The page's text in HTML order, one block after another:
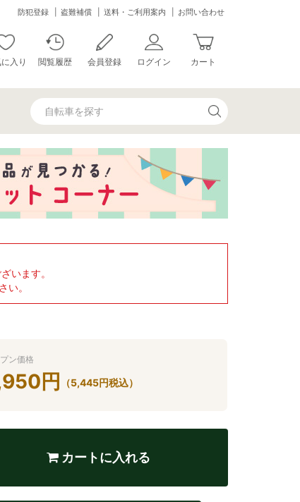
防犯登録 盗難補償 送料・ご利用案内 お問い合わせ
入り 閲覧履歴 会員登録 ログイン カート
います。
い。
ン価格
円 （5,445円税込）
カートに入れる